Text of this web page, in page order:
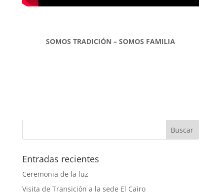
SOMOS TRADICIÓN – SOMOS FAMILIA
Entradas recientes
Ceremonia de la luz
Visita de Transición a la sede El Cairo